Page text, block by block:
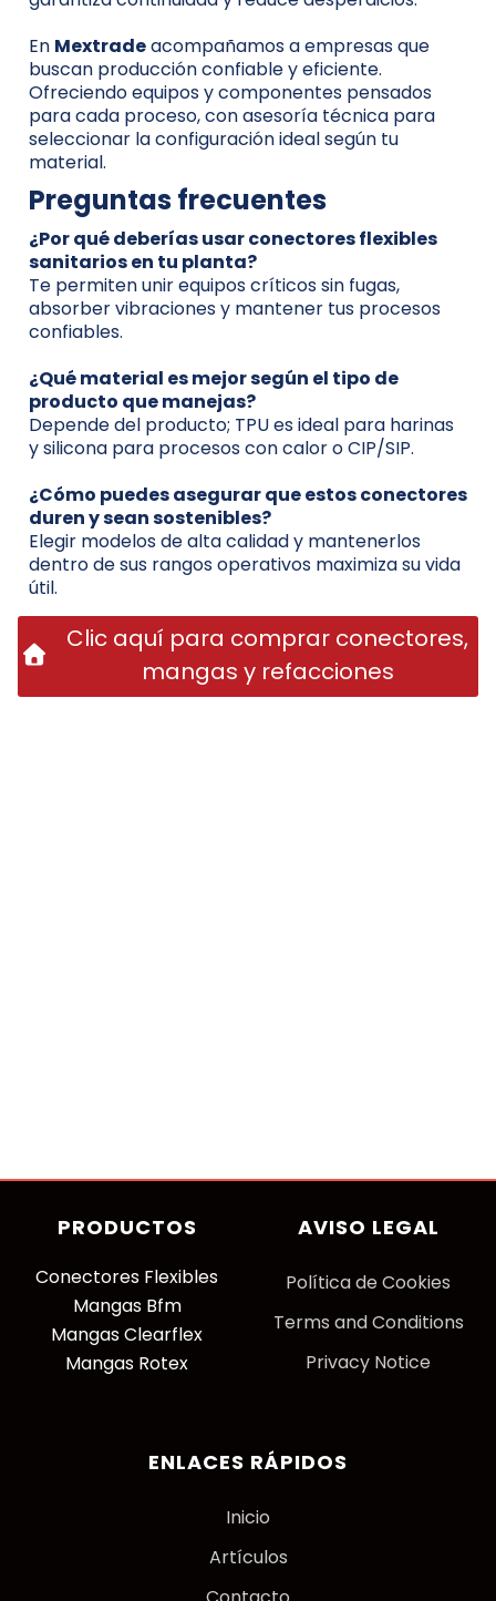
En Mextradeacompañamos a empresas que
buscan producción confiable y eficiente.
Ofreciendo equipos y componentes pensados
para cada proceso, con asesoría técnica para
seleccionar la configuración ideal según tu
material.
Preguntas frecuentes
¿Por qué deberías usar conectores flexibles
sanitarios en tu planta?
Te permiten unir equipos críticos sin fugas,
absorber vibraciones y mantener tus procesos
confiables.
¿Qué material es mejor según el tipo de
producto que manejas?
Depende del producto; TPU es ideal para harinas
y silicona para procesos con calor o CIP/SIP.
¿Cómo puedes asegurar que estos conectores
duren y sean sostenibles?
Elegir modelos de alta calidad y mantenerlos
dentro de sus rangos operativos maximiza su vida
útil.
Clic aquí para comprar conectores,
mangas y refacciones
PRODUCTOS
Conectores Flexibles
Mangas Bfm
Mangas Clearflex
Mangas Rotex
AVISO LEGAL
Política de Cookies
Terms and Conditions
Privacy Notice
ENLACES RÁPIDOS
Inicio
Artículos